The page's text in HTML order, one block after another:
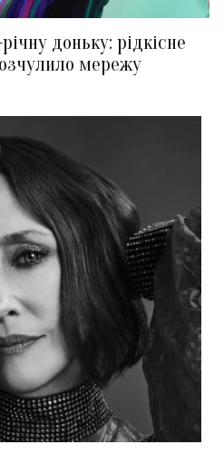
доньку: рідкісне
мережу